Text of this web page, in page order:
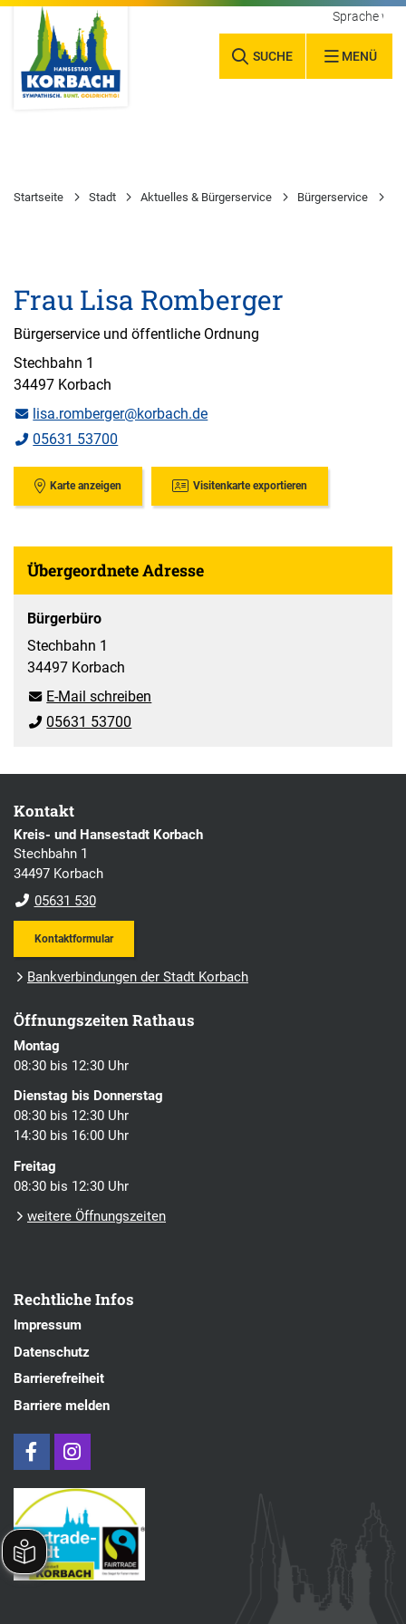
SUCHE MENÜ
Sprache
Startseite Stadt Aktuelles & Bürgerservice Bürgerservice
Frau Lisa Romberger
Bürgerservice und öffentliche Ordnung
Stechbahn 1
34497 Korbach
lisa.romberger@korbach.de
05631 53700
Karte anzeigen Visitenkarte exportieren
Übergeordnete Adresse
Bürgerbüro
Stechbahn 1
34497 Korbach
E-Mail schreiben
05631 53700
Kontakt
Kreis- und Hansestadt Korbach
Stechbahn 1
34497 Korbach
05631 530
Kontaktformular
Bankverbindungen der Stadt Korbach
Öffnungszeiten Rathaus
Montag
08:30 bis 12:30 Uhr
Dienstag bis Donnerstag
08:30 bis 12:30 Uhr
14:30 bis 16:00 Uhr
Freitag
08:30 bis 12:30 Uhr
weitere Öffnungszeiten
Rechtliche Infos
Impressum
Datenschutz
Barrierefreiheit
Barriere melden